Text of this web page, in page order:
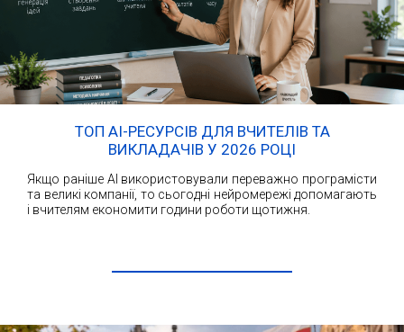
ТОП AI-РЕСУРСІВ ДЛЯ ВЧИТЕЛІВ ТА
ВИКЛАДАЧІВ У 2026 РОЦІ
Якщо раніше AI використовували переважно програмісти
та великі компанії, то сьогодні нейромережі допомагають
і вчителям економити години роботи щотижня.